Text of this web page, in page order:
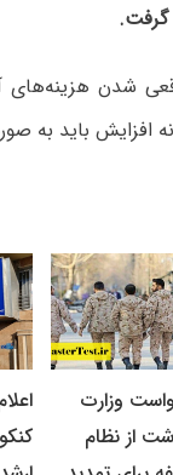
گرفت.
شدن
افزایش باید به
وزارت
از نظام